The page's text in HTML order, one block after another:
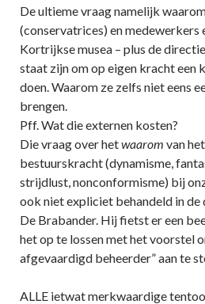
De ultieme vraag namelijk
(conservatrices) en medewerkers
Kortrijkse musea – plus de
staat zijn om op eigen kracht een
doen. Waarom ze zelfs niet eens
brengen.
Pff. Wat die externen kosten?
Die vraag over hetwaarom van
bestuurskracht (dynamisme,
strijdlust, nonconformisme) bij
ook niet expliciet behandeld in
De Brabander. Hij fietst er een
het op te lossen met het voorstel
afgevaardigd beheerder” aan te
ALLE ietwat merkwaardige